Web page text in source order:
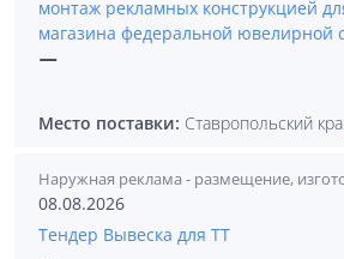
монтаж рекламных конструкцией
магазина федеральной ювелирной
—
Место поставки: Ставропольский
Наружная реклама - размещение,
08.08.2026
Тендер Вывеска для ТТ